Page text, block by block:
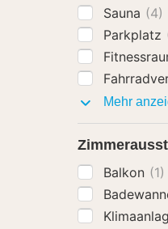
Sauna (4)
Parkplatz
Mehr
Balkon (1)